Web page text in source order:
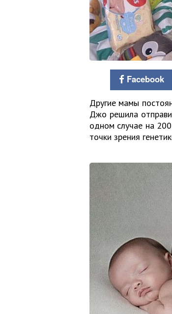
Facebook
Другие мамы
Джо решила
одном случае на
точки зрения